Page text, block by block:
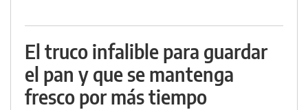
El truco infalible para guardar
el pan y que se mantenga
fresco por más tiempo